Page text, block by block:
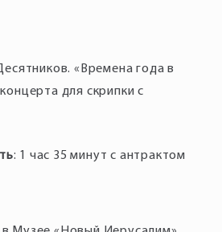
«Времена года в
для скрипки с
: 1 час 35 минут с антрактом